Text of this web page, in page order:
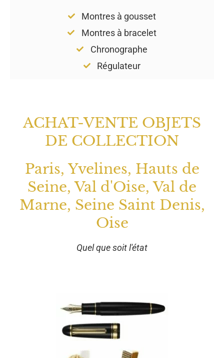
Montres à gousset
Montres à bracelet
Chronographe
Régulateur
ACHAT-VENTE OBJETS
DE COLLECTION
Paris, Yvelines, Hauts de
Seine, Val d'Oise, Val de
Marne, Seine Saint Denis,
Oise
Quel que soit l'état